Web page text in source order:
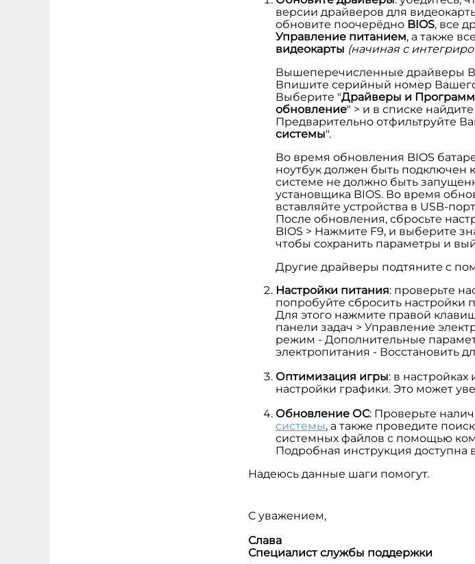
версии драйверов для
обновите поочерёдно BIOS, все
Управление питанием, а также
видеокарты (начиная с
Вышеперечисленные драйверы
Впишите серийный номер Вашего
Выберите "Драйверы и
обновление" > и в списке
Предварительно отфильтруйте
системы".
Во время обновления BIOS
ноутбук должен быть подключен
системе не должно быть
установщика BIOS. Во время
вставляйте устройства в USB-
После обновления, сбросьте
BIOS > Нажмите F9, и выберите
чтобы сохранить параметры и
Другие драйверы подтяните с
Настройки питания: проверьте
попробуйте сбросить настройки
Для этого нажмите правой
панели задач > Управление
режим - Дополнительные
электропитания - Восстановить
Оптимизация игры: в
настройки графики. Это может
Обновление ОС: Проверьте
системы, а также проведите
системных файлов с помощью
Подробная инструкция доступна
Надеюсь данные шаги помогут.
С уважением,
Слава
Специалист службы поддержки